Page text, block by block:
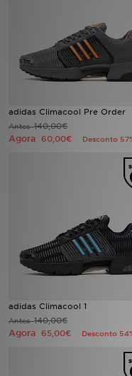
adidas Climacool Pre Order
Antes140,00€
Agora 60,00€ Desconto
adidas Climacool 1
Antes140,00€
Agora 65,00€ Desconto
DESPORTO
FUTEBOL JD
VER MARCAS
LOCALIZADOR DE
SUBSCREVE
ESTADO DO TEU
ATENÇÃO AO
FAZ DOWNLOAD DA